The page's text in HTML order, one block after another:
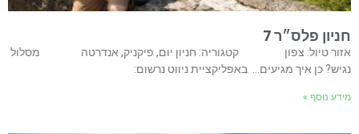
חניון פלס״ר 7
אזור טיול: צפון קטגוריה: חניון יום, פיקניק, אנדרטה מסלול
נגיש? כן איך מגיעים… באפליקציית ניווט נרשום:
מידע נוסף »